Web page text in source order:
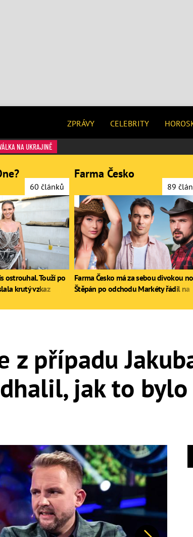
ZPRÁVY CELEBRITY
NA UKRAJINĚ
z případu
jak to
60 článků
ostrouhal. Touží po
krutý vzkaz
Farma Česko
89
Farma Česko má za sebou divokou
Štěpán po odchodu Markéty řádil na